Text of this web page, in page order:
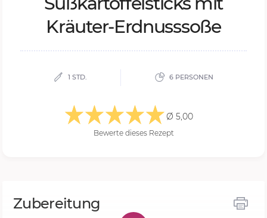
Kräu­ter-Erd­nuss­so­ße
1 STD. 6 PERSONEN
Ø 5,00
Bewerte dieses Rezept
Zubereitung